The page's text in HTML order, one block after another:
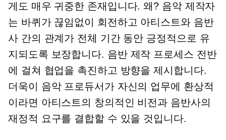
게도 매우 귀중한 존재입니다. 왜? 음악 제작자
는 바퀴가 끊임없이 회전하고 아티스트와 음반
사 간의 관계가 전체 기간 동안 긍정적으로 유
지되도록 보장합니다. 음반 제작 프로세스 전반
에 걸쳐 협업을 촉진하고 방향을 제시합니다.
더욱이 음악 프로듀서가 자신의 업무에 환상적
이라면 아티스트의 창의적인 비전과 음반사의
재정적 요구를 결합할 수 있을 것입니다.